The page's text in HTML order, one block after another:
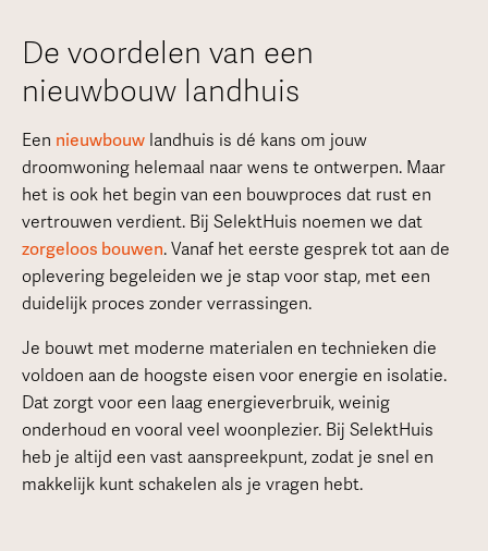
De voordelen van een
nieuwbouw landhuis
Een nieuwbouwlandhuis is dé kans om jouw
droomwoning helemaal naar wens te ontwerpen. Maar
het is ook het begin van een bouwproces dat rust en
vertrouwen verdient. Bij SelektHuis noemen we dat
zorgeloos bouwen. Vanaf het eerste gesprek tot aan de
oplevering begeleiden we je stap voor stap, met een
duidelijk proces zonder verrassingen.
Je bouwt met moderne materialen en technieken die
voldoen aan de hoogste eisen voor energie en isolatie.
Dat zorgt voor een laag energieverbruik, weinig
onderhoud en vooral veel woonplezier. Bij SelektHuis
heb je altijd een vast aanspreekpunt, zodat je snel en
makkelijk kunt schakelen als je vragen hebt.